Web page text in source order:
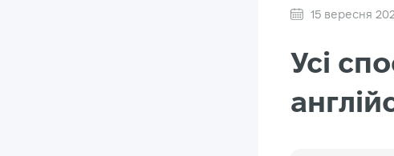
15 вересня
Усі